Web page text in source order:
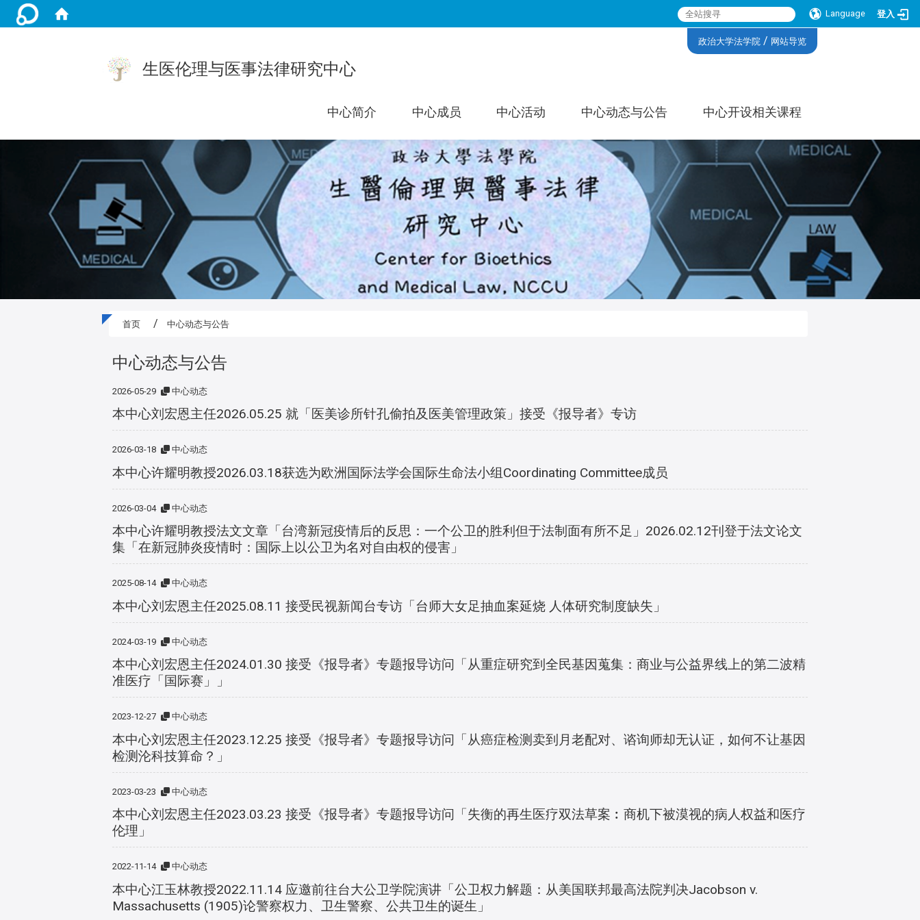
Language 登入
政治大学法学院/ 网站导览
生医伦理与医事法律研究中心
中心简介 中心成员 中心活动 中心动态与公告 中心开设相关课程
首页 中心动态与公告
中心动态与公告
2026-05-29 中心动态
本中心刘宏恩主任2026.05.25 就「医美诊所针孔偷拍及医美管理政策」接受《报导者》专访
2026-03-18 中心动态
本中心许耀明教授2026.03.18获选为欧洲国际法学会国际生命法小组Coordinating Committee成员
2026-03-04 中心动态
本中心许耀明教授法文文章「台湾新冠疫情后的反思：一个公卫的胜利但于法制面有所不足」2026.02.12刊登于法文论文
集「在新冠肺炎疫情时：国际上以公卫为名对自由权的侵害」
2025-08-14 中心动态
本中心刘宏恩主任2025.08.11 接受民视新闻台专访「台师大女足抽血案延烧 人体研究制度缺失」
2024-03-19 中心动态
本中心刘宏恩主任2024.01.30 接受《报导者》专题报导访问「从重症研究到全民基因蒐集：商业与公益界线上的第二波精
准医疗「国际赛」」
2023-12-27 中心动态
本中心刘宏恩主任2023.12.25 接受《报导者》专题报导访问「从癌症检测卖到月老配对、谘询师却无认证，如何不让基因
检测沦科技算命？」
2023-03-23 中心动态
本中心刘宏恩主任2023.03.23 接受《报导者》专题报导访问「失衡的再生医疗双法草案︰商机下被漠视的病人权益和医疗
伦理」
2022-11-14 中心动态
本中心江玉林教授2022.11.14 应邀前往台大公卫学院演讲「公卫权力解题：从美国联邦最高法院判决Jacobson v.
Massachusetts (1905)论警察权力、卫生警察、公共卫生的诞生」